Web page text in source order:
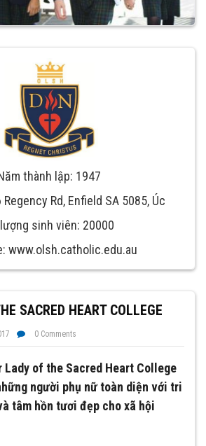
thành lập: 1947
Rd, Enfield SA 5085, Úc
sinh viên: 20000
www.olsh.catholic.edu.au
SACRED HEART COLLEGE
0 Comments
Lady of the Sacred Heart College
người phụ nữ toàn diện với tri
tâm hồn tươi đẹp cho xã hội